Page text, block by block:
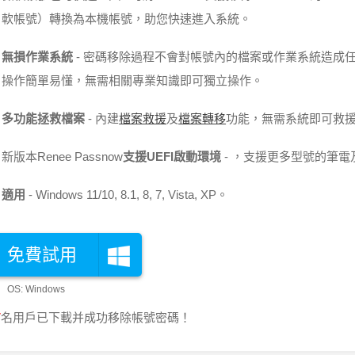
軟帳號）轉換為本機帳號，助您快速進入系統。
無損作業系統
密碼移除過程不會對帳號內的檔案或作業系統造成
操作簡單易懂，無需相關專業知識即可獨立操作。
多功能拯救檔案 內建檔案救援及檔案轉移功能，無需系統即可救
新版本Renee Passnow支援UEFI啟動環境 ，支援更多型號的筆
適用 Windows 11/10, 8.1, 8, 7, Vista, XP。
免費試用
名用戶已下載并成功移除帳號密碼！